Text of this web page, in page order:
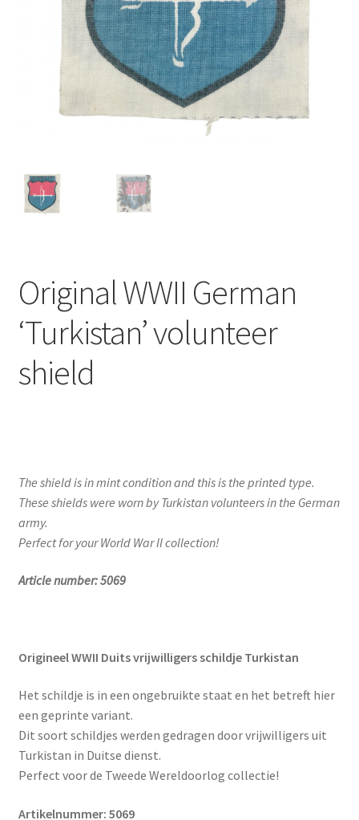
Original WWII German
‘Turkistan’ volunteer
shield
The shield is in mint condition and this is the printed type.
These shields were worn by Turkistan volunteers in the German
army.
Perfect for your World War II collection!
Article number: 5069
Origineel WWII Duits vrijwilligers schildje Turkistan
Het schildje is in een ongebruikte staat en het betreft hier
een geprinte variant.
Dit soort schildjes werden gedragen door vrijwilligers uit
Turkistan in Duitse dienst.
Perfect voor de Tweede Wereldoorlog collectie!
Artikelnummer: 5069